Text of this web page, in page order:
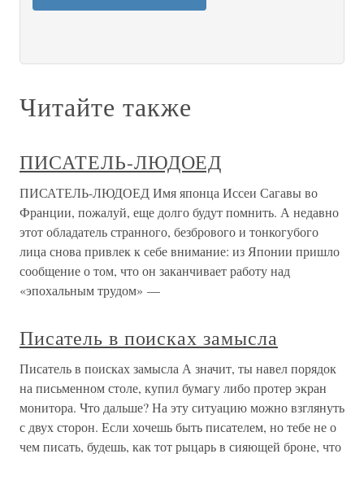
Читайте также
ПИСАТЕЛЬ-ЛЮДОЕД
ПИСАТЕЛЬ-ЛЮДОЕД Имя японца Иссеи Сагавы во
Франции, пожалуй, еще долго будут помнить. А недавно
этот обладатель странного, безбрового и тонкогубого
лица снова привлек к себе внимание: из Японии пришло
сообщение о том, что он заканчивает работу над
«эпохальным трудом» —
Писатель в поисках замысла
Писатель в поисках замысла А значит, ты навел порядок
на письменном столе, купил бумагу либо протер экран
монитора. Что дальше? На эту ситуацию можно взглянуть
с двух сторон. Если хочешь быть писателем, но тебе не о
чем писать, будешь, как тот рыцарь в сияющей броне, что